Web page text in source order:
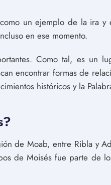
un ejemplo de la ira y
en ese momento.
Como tal, es un
encontrar formas de
históricos y la
de Moab, entre Ribla y
de Moisés fue parte de